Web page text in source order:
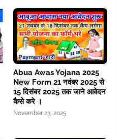
Abua Awas Yojana 2025
New Form 21 नवंबर 2025 से
15 दिसंबर 2025 तक जाने आवेदन
कैसे करे ।
November 23, 2025